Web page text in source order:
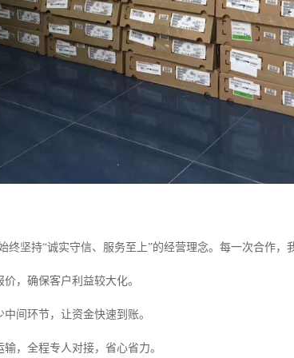
终坚持“诚实守信、服务至上”的经营理念。每一次合作，
，确保客户利益较大化。
间环节，让资金快速到账。
，全程专人对接，省心省力。